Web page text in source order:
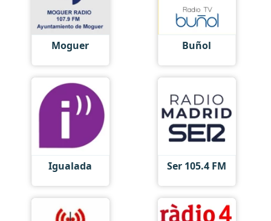
Moguer Buñol
Igualada Ser 105.4 FM